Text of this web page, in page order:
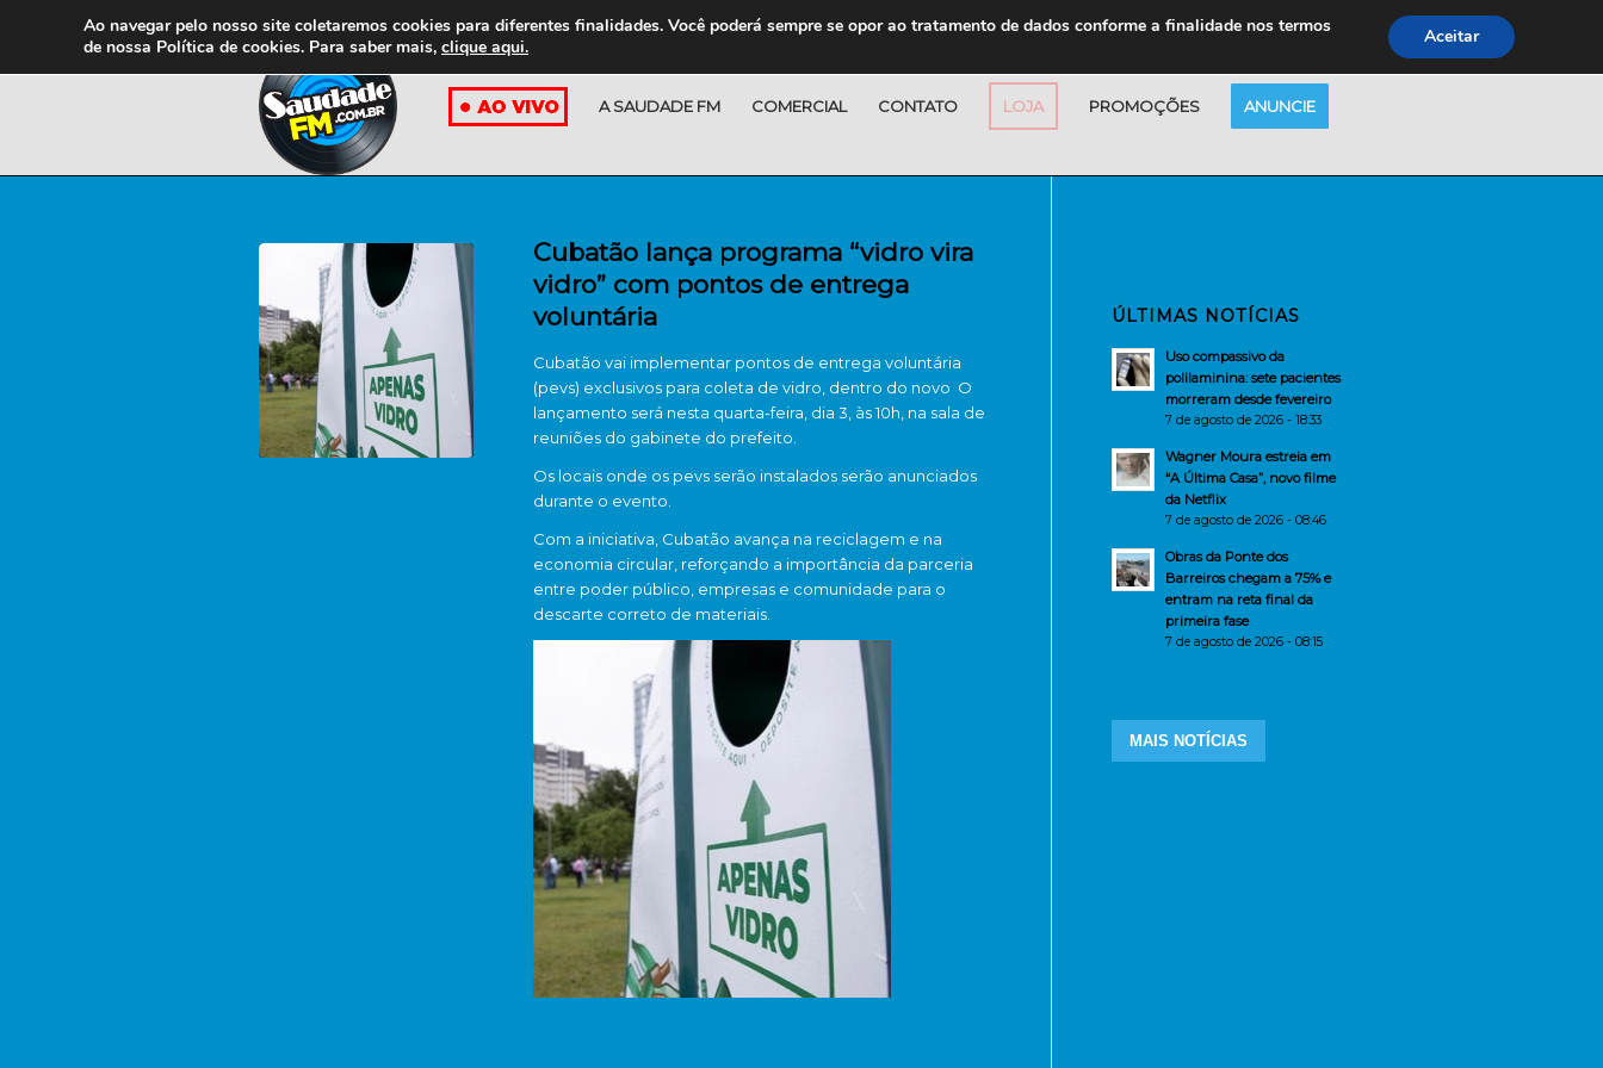
A SAUDADE FM COMERCIAL CONTATO LOJA PROMOÇÕES ANUNCIE
Cubatão lança programa “vidro vira
vidro” com pontos de entrega
voluntária
Cubatão vai implementar pontos de entrega voluntária
(pevs) exclusivos para coleta de vidro, dentro do novo O
lançamento será nesta quarta-feira, dia 3, às 10h, na sala de
reuniões do gabinete do prefeito.
Os locais onde os pevs serão instalados serão anunciados
durante o evento.
Com a iniciativa, Cubatão avança na reciclagem e na
economia circular, reforçando a importância da parceria
entre poder público, empresas e comunidade para o
descarte correto de materiais.
ÚLTIMAS NOTÍCIAS
Uso compassivo da
polilaminina: sete pacientes
morreram desde fevereiro
7 de agosto de 2026 - 18:33
Wagner Moura estreia em
“A Última Casa”, novo filme
da Netflix
7 de agosto de 2026 - 08:46
Obras da Ponte dos
Barreiros chegam a 75% e
entram na reta final da
primeira fase
7 de agosto de 2026 - 08:15
MAIS NOTÍCIAS
Ao navegar pelo nosso site coletaremos cookies para diferentes finalidades. Você poderá sempre se opor ao tratamento de dados conforme a finalidade nos termos
de nossa Política de cookies. Para saber mais, clique aqui. Aceitar